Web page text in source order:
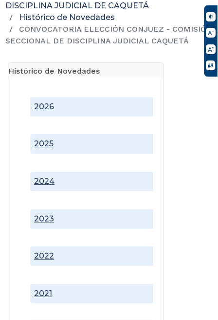
DISCIPLINA JUDICIAL DE CAQUETÁ
Histórico de Novedades
CONVOCATORIA ELECCIÓN CONJUEZ - COMISIÓN
SECCIONAL DE DISCIPLINA JUDICIAL CAQUETÁ
Histórico de Novedades
2021
2022
2023
2024
2025
2026